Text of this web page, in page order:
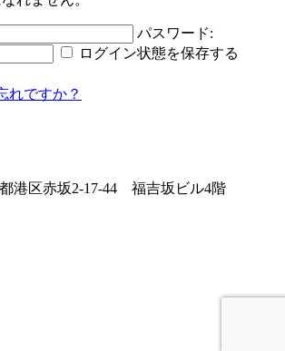
パスワード:
ログイン状態を保存する
れですか？
港区赤坂2-17-44 福吉坂ビル4階